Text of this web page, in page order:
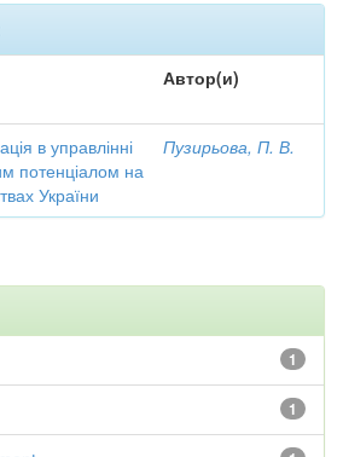
Автор(и)
в управлінні
потенціалом на
України
Пузирьова, П. В.
1
1